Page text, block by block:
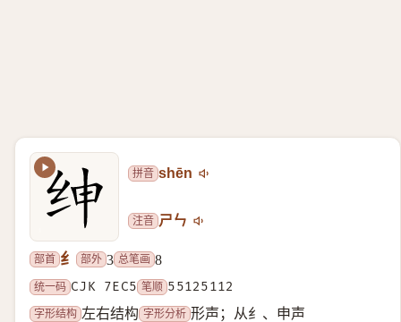
拼音 shēn
注音 ㄕㄣ
部首 纟 部外 3 总笔画 8
统一码 CJK 7EC5 笔顺 55125112
字形结构 左右结构 字形分析 形声；从纟、申声